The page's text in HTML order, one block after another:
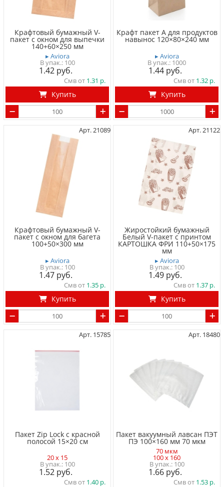
Крафтовый бумажный V-
пакет с окном для выпечки
140+60×250 мм
▸ Aviora
100
1.42
Смв от 1.31
Купить
Крафт пакет A для продуктов
навынос 120×80×240 мм
▸ Aviora
1000
1.44
Смв от 1.32
Купить
Арт. 21089
Крафтовый бумажный V-
пакет с окном для багета
100+50×300 мм
▸ Aviora
100
1.47
Смв от 1.35
Купить
Арт. 21122
Жиростойкий бумажный
Белый V-пакет с принтом
КАРТОШКА ФРИ 110+50×175
мм
▸ Aviora
100
1.49
Смв от 1.37
Купить
Арт. 15785
Пакет Zip Lock с красной
полосой 15×20 см
20 x 15
100
1.52
Смв от 1.40
Арт. 18480
Пакет вакуумный лавсан ПЭТ
ПЭ 100×160 мм 70 мкм
70 мкм
100 x 160
100
1.66
Смв от 1.53